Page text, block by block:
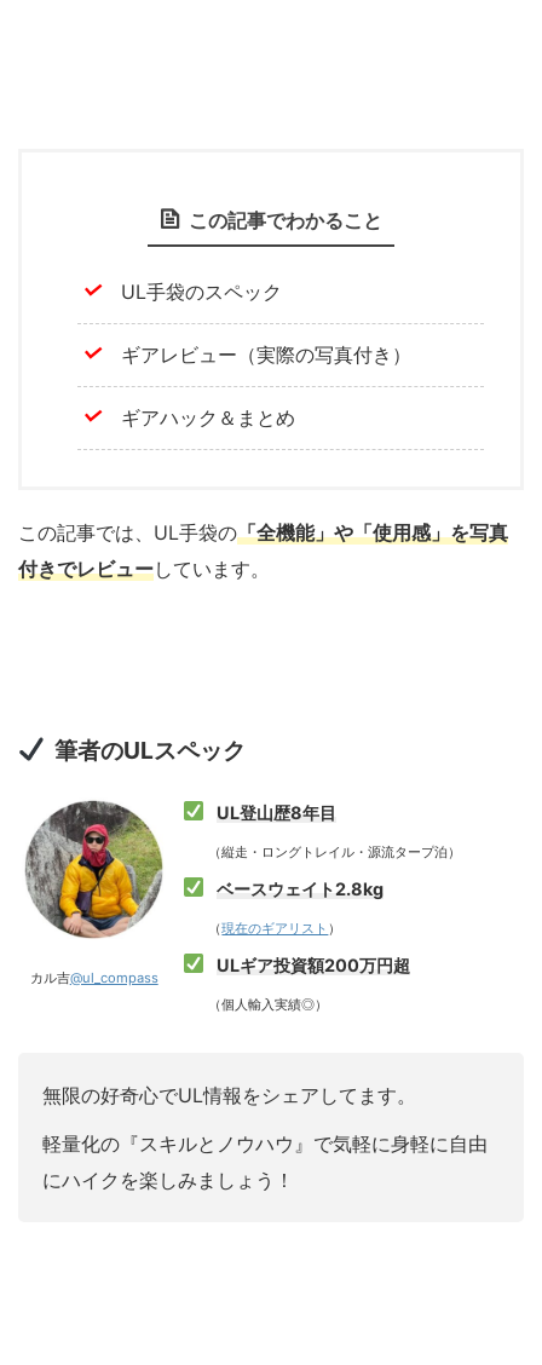
この記事でわかること
UL手袋のスペック
ギアレビュー（実際の写真付き）
ギアハック＆まとめ
この記事では、UL手袋の「全機能」や「使用感」を写真
付きでレビューしています。
筆者のULスペック
カル吉@ul_compass
UL登山歴8年目
（縦走・ロングトレイル・源流タープ泊）
ベースウェイト2.8kg
（現在のギアリスト ）
ULギア投資額200万円超
（個人輸入実績◎）
無限の好奇心でUL情報をシェアしてます。
軽量化の『スキルとノウハウ』で気軽に身軽に自由
にハイクを楽しみましょう！